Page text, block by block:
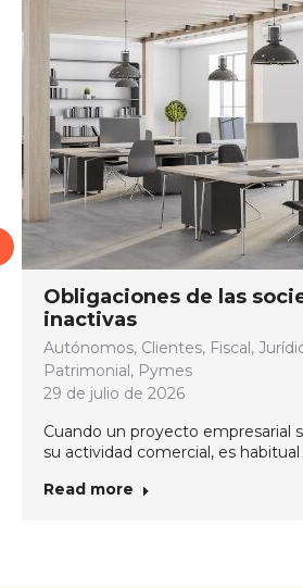
Obligaciones de las
inactivas
Autónomos, Clientes, Fiscal,
Patrimonial, Pymes
29 de julio de 2026
Cuando un proyecto empresarial
su actividad comercial, es
Read more